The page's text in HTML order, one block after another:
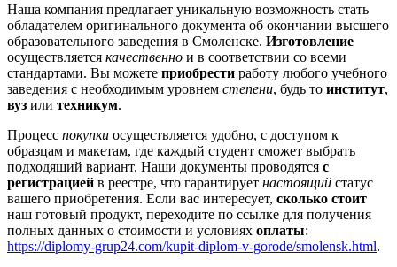
Наша компания предлагает уникальную возможность стать
обладателем оригинального документа об окончании высшего
образовательного заведения в Смоленске. Изготовление
осуществляется качественно и в соответствии со всеми
стандартами. Вы можете приобрести работу любого учебного
заведения с необходимым уровнем степени, будь то институт,
вуз или техникум.
Процесс покупки осуществляется удобно, с доступом к
образцам и макетам, где каждый студент сможет выбрать
подходящий вариант. Наши документы проводятся с
регистрацией в реестре, что гарантирует настоящий статус
вашего приобретения. Если вас интересует, сколько стоит
наш готовый продукт, переходите по ссылке для получения
полных данных о стоимости и условиях оплаты:
https://diplomy-grup24.com/kupit-diplom-v-gorode/smolensk.html.